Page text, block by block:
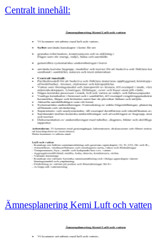
Centralt innehåll:
Ämnesplanering Kemi Luft och vatten